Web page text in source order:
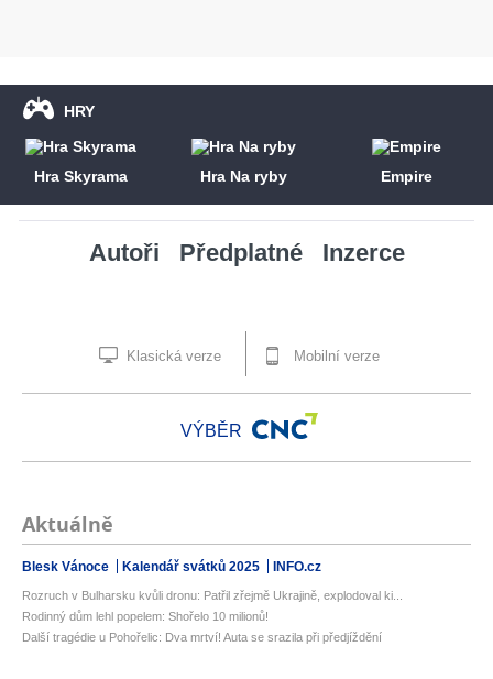
HRY
Hra Skyrama Hra Na ryby Empire
Autoři Předplatné Inzerce
Klasická verze Mobilní verze
VÝBĚR
Aktuálně
Blesk Vánoce Kalendář svátků 2025 INFO.cz
Rozruch v Bulharsku kvůli dronu: Patřil zřejmě Ukrajině, explodoval ki...
Rodinný dům lehl popelem: Shořelo 10 milionů!
Další tragédie u Pohořelic: Dva mrtví! Auta se srazila při předjíždění